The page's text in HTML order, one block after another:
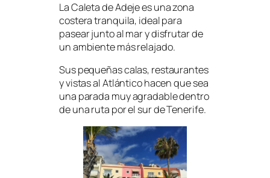
La Caleta de Adeje es una zona
costera tranquila, ideal para
pasear junto al mar y disfrutar de
un ambiente más relajado.
Sus pequeñas calas, restaurantes
y vistas al Atlántico hacen que sea
una parada muy agradable dentro
de una ruta por el sur de Tenerife.